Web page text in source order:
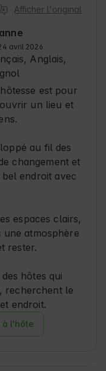
et offre
des balades
de l'air
son propre
nature. Cet
de vie
détente. 🍃
Afficher l'original
avril 2026
Anglais,
est pour
un lieu et
au fil des
changement et
endroit avec
espaces clairs,
une atmosphère
rester.
hôtes qui
recherchent le
endroit.
à l'hôte